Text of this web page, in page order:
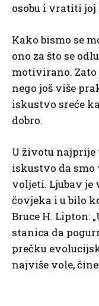
osobu i vratiti
Kako bismo se
ono za što se
motivirano. Zato
nego još više
iskustvo sreće
dobro.
U životu
iskustvo da smo
voljeti. Ljubav je
čovjeka i u bilo
Bruce H. Lipton:
stanica da
prečku
najviše vole,